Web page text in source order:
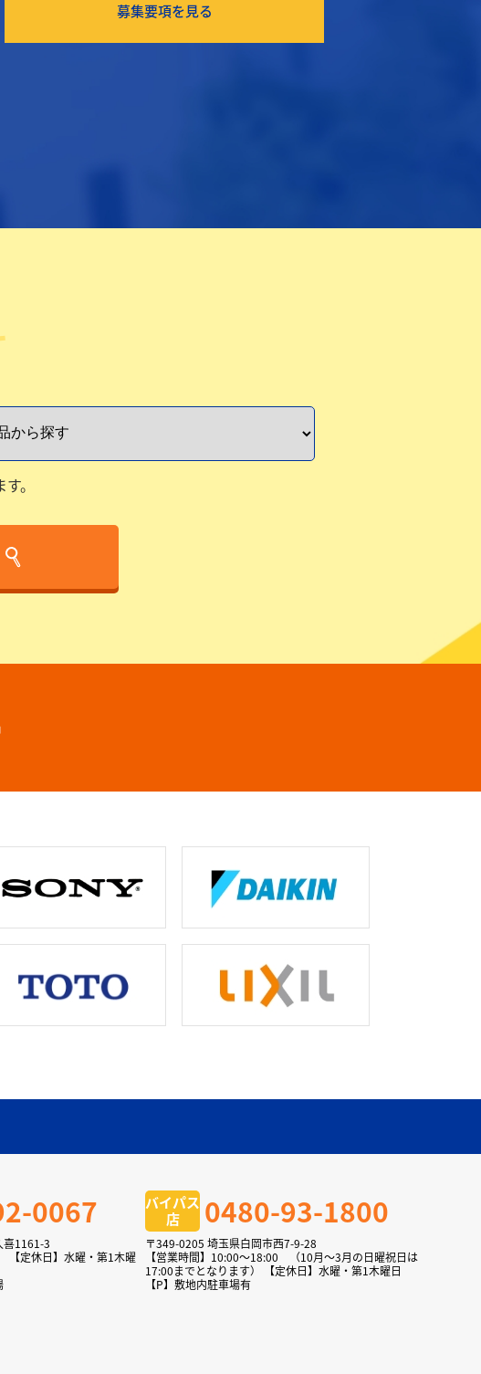
募集要項を見る
。
0067
喜1161-3
定休日】水曜・第1木曜
バイパス
店
0480-93-1800
〒349-0205 埼玉県白岡市西7-9-28
【営業時間】10:00～18:00 （10月～3月の日曜祝日は
17:00までとなります） 【定休日】水曜・第1木曜日
【P】敷地内駐車場有